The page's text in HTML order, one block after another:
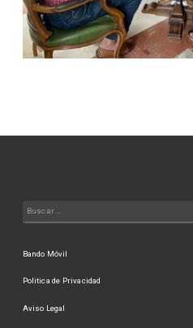
Bando Móvil
Politica de Privacidad
Aviso Legal